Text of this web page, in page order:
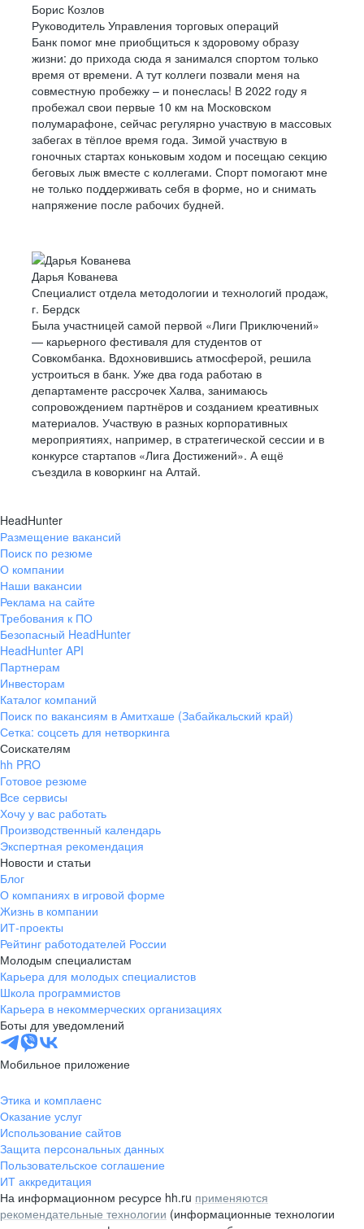
Борис Козлов
Руководитель Управления торговых операций
Банк помог мне приобщиться к здоровому образу
жизни: до прихода сюда я занимался спортом только
время от времени. А тут коллеги позвали меня на
совместную пробежку – и понеслась! В 2022 году я
пробежал свои первые 10 км на Московском
полумарафоне, сейчас регулярно участвую в массовых
забегах в тёплое время года. Зимой участвую в
гоночных стартах коньковым ходом и посещаю секцию
беговых лыж вместе с коллегами. Спорт помогают мне
не только поддерживать себя в форме, но и снимать
напряжение после рабочих будней.
Дарья Кованева
Специалист отдела методологии и технологий продаж,
г. Бердск
Была участницей самой первой «Лиги Приключений»
— карьерного фестиваля для студентов от
Совкомбанка. Вдохновившись атмосферой, решила
устроиться в банк. Уже два года работаю в
департаменте рассрочек Халва, занимаюсь
сопровождением партнёров и созданием креативных
материалов. Участвую в разных корпоративных
мероприятиях, например, в стратегической сессии и в
конкурсе стартапов «Лига Достижений». А ещё
съездила в коворкинг на Алтай.
HeadHunter
Размещение вакансий
Поиск по резюме
О компании
Наши вакансии
Реклама на сайте
Требования к ПО
Безопасный HeadHunter
HeadHunter API
Партнерам
Инвесторам
Каталог компаний
Поиск по вакансиям в Амитхаше (Забайкальский край)
Сетка: соцсеть для нетворкинга
Соискателям
hh PRO
Готовое резюме
Все сервисы
Хочу у вас работать
Производственный календарь
Экспертная рекомендация
Новости и статьи
Блог
О компаниях в игровой форме
Жизнь в компании
ИТ-проекты
Рейтинг работодателей России
Молодым специалистам
Карьера для молодых специалистов
Школа программистов
Карьера в некоммерческих организациях
Боты для уведомлений
Мобильное приложение
Этика и комплаенс
Оказание услуг
Использование сайтов
Защита персональных данных
Пользовательское соглашение
ИТ аккредитация
На информационном ресурсе hh.ru применяются
рекомендательные технологии (информационные технологии